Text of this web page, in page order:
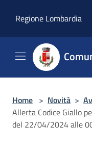
Regione Lombardia
Home > Novità >
Allerta Codice Giallo
del 22/04/2024 alle